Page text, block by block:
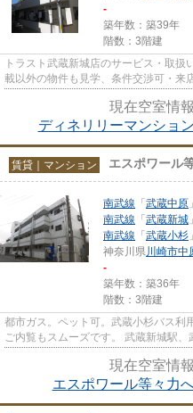
-
築年数：築39年
階数：3階建
トラスト武蔵新城店のサービス・取
載以外の物件も見学、条件交渉可・来
時無料駐車場有（要電話予約...
現在空室情
ディネリリーマンショ
賃貸｜マンション エスポワール
南武線 「武蔵中原
南武線 「武蔵新城
南武線 「武蔵小杉
神奈川県川崎市中
-
築年数：築36年
階数：3階建
都市ガス。ペット可。武蔵小杉バス利
ご内覧もスムーズです。 武蔵新城駅
蔵新城店が皆様のサポート...
現在空室情
エスポワール等々力